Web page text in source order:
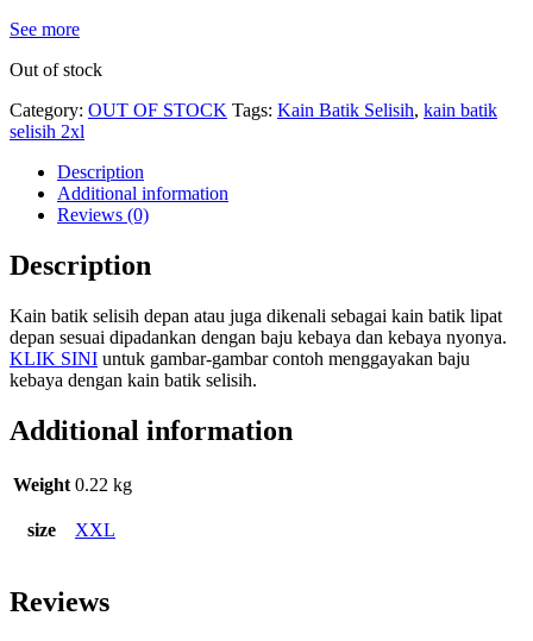
See more
Out of stock
Category: OUT OF STOCK Tags: Kain Batik Selisih, kain batik
selisih 2xl
Description
Additional information
Reviews (0)
Description
Kain batik selisih depan atau juga dikenali sebagai kain batik lipat
depan sesuai dipadankan dengan baju kebaya dan kebaya nyonya.
KLIK SINI untuk gambar-gambar contoh menggayakan baju
kebaya dengan kain batik selisih.
Additional information
Weight 0.22 kg
size XXL
Reviews